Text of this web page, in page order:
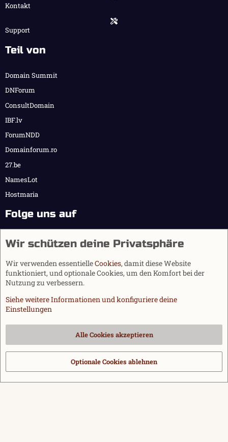
Kontakt
Support
Teil von
Domain Summit
DNForum
ConsultDomain
IBF.lv
ForumNDD
Domainforum.ro
27.be
NamesLot
Hostmaria
Folge uns auf
Cookies
Datenschutz
Hilfe und Impressum
Start
S
Community platform by XenForo® © 2010-2026 XenForo Ltd.
via s9e/MediaSites
Wir schützen deine Privatsphäre
Wir verwenden essentielleCookies, damit diese Website
funktioniert, und optionale Cookies, um den Komfort bei der
Nutzung zu verbessern.
Siehe weitere Informationen und konfiguriere deine
Einstellungen
Alle Cookies akzeptieren
Optionale Cookies ablehnen